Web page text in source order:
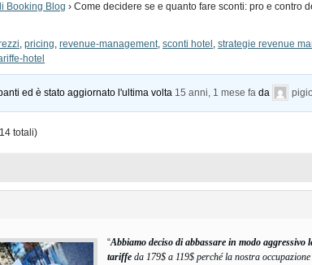
Booking Blog › Come decidere se e quanto fare sconti: pro e contro
, pricing, revenue-management, sconti hotel , strategie revenue
hotel
ed è stato aggiornato l'ultima volta 15 anni, 1 mese fa da
totali)
“Abbiamo deciso di abbassare in modo aggressivo
tariffe da 179$ a 119$ perché la nostra